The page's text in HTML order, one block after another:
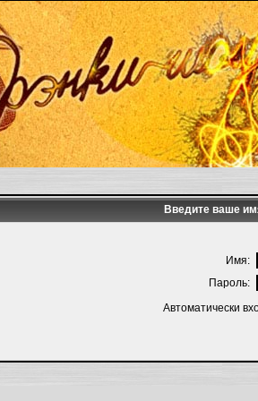
Введите ваше
Имя:
Пароль:
Автоматически